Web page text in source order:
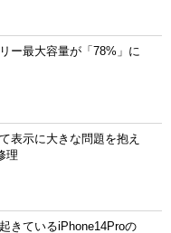
ー最大容量が「78%」に
表示に大きな問題を抱え
理
きているiPhone14Proの